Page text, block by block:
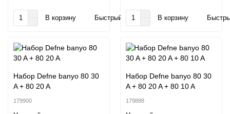
В корзину Быстрый заказ В корзину
Набор Defne banyo 80 30
A + 80 20 A
179900
Набор Defne banyo 80 30
A + 80 20 A + 80 10 A
179888